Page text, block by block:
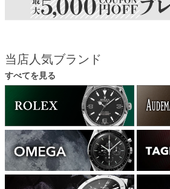
当店人気ブランド
すべてを見る